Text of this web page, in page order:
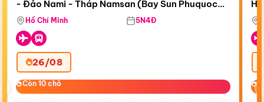
- Đảo Nami - Tháp Namsan (Bay Sun Phuquoc
Airways)
Hồ Chí Minh 5N4Đ
26/08
Còn 10 chỗ
Còn 10 chỗ